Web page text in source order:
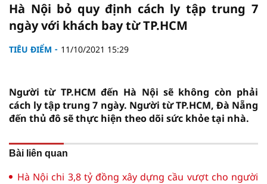
Hà Nội bỏ quy định cách ly tập trung 7
ngày với khách bay từ TP.HCM
TIÊU ĐIỂM 11/10/2021 15:29
Người từ TP.HCM đến Hà Nội sẽ không còn phải
cách ly tập trung 7 ngày. Người từ TP.HCM, Đà Nẵng
đến thủ đô sẽ thực hiện theo dõi sức khỏe tại nhà.
Bài liên quan
Hà Nội chi 3,8 tỷ đồng xây dựng cầu vượt cho người